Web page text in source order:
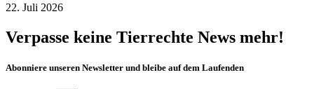
22. Juli 2026
Verpasse keine Tierrechte News mehr!
Abonniere unseren Newsletter und bleibe auf dem Laufenden